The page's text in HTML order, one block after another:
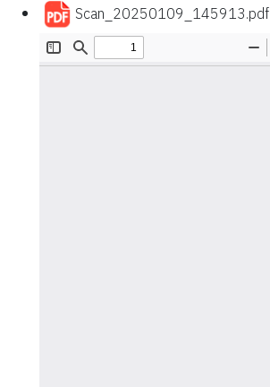
Scan_20250109_145913.pdf